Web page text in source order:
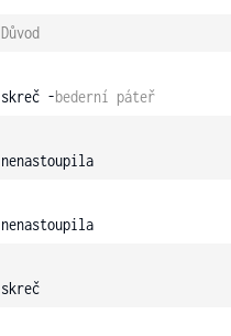
Důvod
skreč -bederní páteř
nenastoupila
nenastoupila
skreč